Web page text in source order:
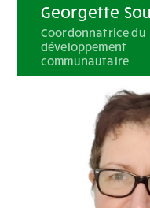
Georgette
Coordonnatrice du
développement
communautaire